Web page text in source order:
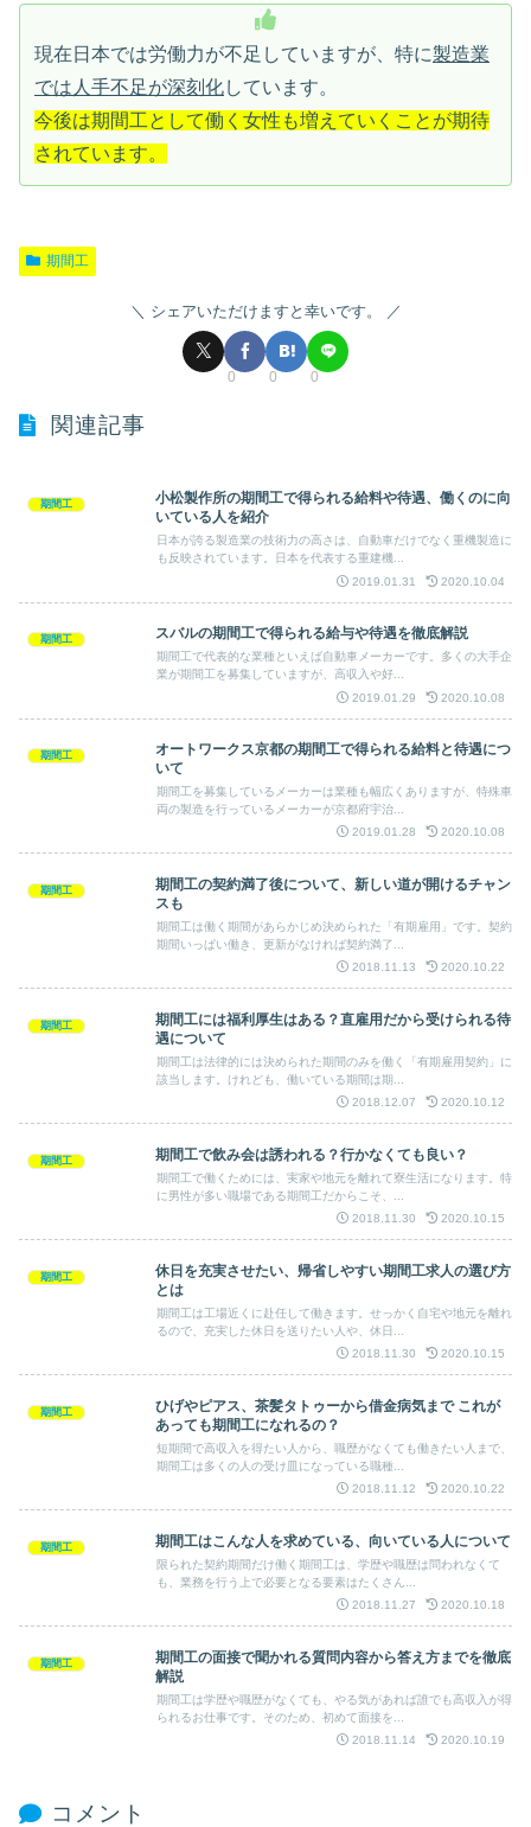
現在日本では労働力が不足していますが、特に製造業
では人手不足が深刻化しています。
今後は期間工として働く女性も増えていくことが期待
されています。
期間工
シェアいただけますと幸いです。
0 0 0
関連記事
期間工
小松製作所の期間工で得られる給料や待遇、働くのに向
いている人を紹介
日本が誇る製造業の技術力の高さは、自動車だけでなく重機製造に
も反映されています。日本を代表する重建機...
2019.01.31
2020.10.04
期間工 スバルの期間工で得られる給与や待遇を徹底解説
期間工で代表的な業種といえば自動車メーカーです。多くの大手企
業が期間工を募集していますが、高収入や好...
2019.01.29
2020.10.08
期間工
オートワークス京都の期間工で得られる給料と待遇につ
いて
期間工を募集しているメーカーは業種も幅広くありますが、特殊車
両の製造を行っているメーカーが京都府宇治...
2019.01.28
2020.10.08
期間工
期間工の契約満了後について、新しい道が開けるチャン
スも
期間工は働く期間があらかじめ決められた「有期雇用」です。契約
期間いっぱい働き、更新がなければ契約満了...
2018.11.13
2020.10.22
期間工
期間工には福利厚生はある？直雇用だから受けられる待
遇について
期間工は法律的には決められた期間のみを働く「有期雇用契約」に
該当します。けれども、働いている期間は期...
2018.12.07
2020.10.12
期間工 期間工で飲み会は誘われる？行かなくても良い？
期間工で働くためには、実家や地元を離れて寮生活になります。特
に男性が多い職場である期間工だからこそ、...
2018.11.30
2020.10.15
期間工
休日を充実させたい、帰省しやすい期間工求人の選び方
とは
期間工は工場近くに赴任して働きます。せっかく自宅や地元を離れ
るので、充実した休日を送りたい人や、休日...
2018.11.30
2020.10.15
期間工
ひげやピアス、茶髪タトゥーから借金病気まで これが
あっても期間工になれるの？
短期間で高収入を得たい人から、職歴がなくても働きたい人まで、
期間工は多くの人の受け皿になっている職種...
2018.11.12
2020.10.22
期間工 期間工はこんな人を求めている、向いている人について
限られた契約期間だけ働く期間工は、学歴や職歴は問われなくて
も、業務を行う上で必要となる要素はたくさん...
2018.11.27
2020.10.18
期間工
期間工の面接で聞かれる質問内容から答え方までを徹底
解説
期間工は学歴や職歴がなくても、やる気があれば誰でも高収入が得
られるお仕事です。そのため、初めて面接を...
2018.11.14
2020.10.19
コメント